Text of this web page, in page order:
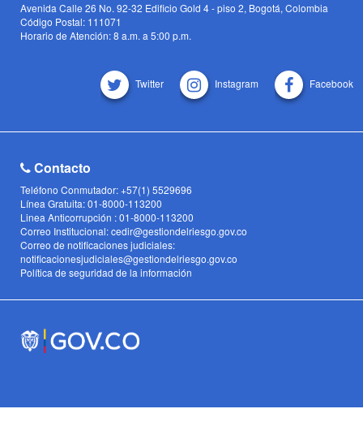
Avenida Calle 26 No. 92-32 Edificio Gold 4 - piso 2, Bogotá, Colombia
Código Postal: 111071
Horario de Atención: 8 a.m. a 5:00 p.m.
Twitter Instagram Facebook
Contacto
Teléfono Conmutador: +57(1) 5529696
Línea Gratuita: 01-8000-113200
Linea Anticorrupción : 01-8000-113200
Correo Institucional: cedir@gestiondelriesgo.gov.co
Correo de notificaciones judiciales:
notificacionesjudiciales@gestiondelriesgo.gov.co
Política de seguridad de la información